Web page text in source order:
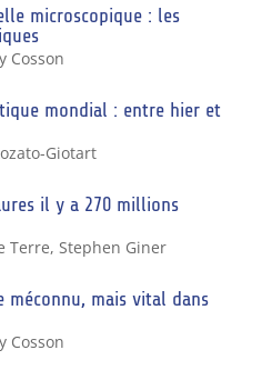
microscopique : les
Cosson
mondial : entre hier et
Giotart
il y a 270 millions
Terre, Stephen Giner
méconnu, mais vital dans
Cosson